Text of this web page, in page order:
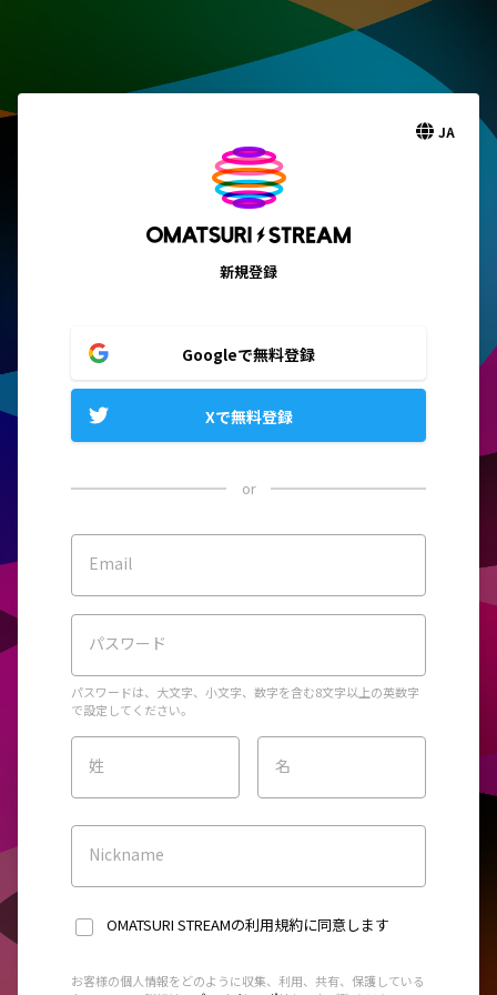
JA
新規登録
Googleで無料登録
Xで無料登録
or
Email
パスワード
パスワードは、大文字、小文字、数字を含む8文字以上の英数字
で設定してください。
姓 名
Nickname
OMATSURI STREAMの利用規約に同意します
お客様の個人情報をどのように収集、利用、共有、保護している